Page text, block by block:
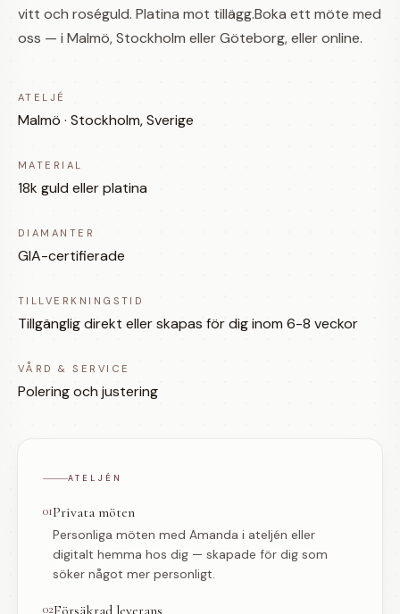
vitt och roséguld. Platina mot tillägg.Boka ett möte med
oss — i Malmö, Stockholm eller Göteborg, eller online.
ATELJÉ
Malmö · Stockholm, Sverige
MATERIAL
18k guld eller platina
DIAMANTER
GIA-certifierade
TILLVERKNINGSTID
Tillgänglig direkt eller skapas för dig inom 6-8 veckor
VÅRD & SERVICE
Polering och justering
ATELJÉN
01Privata möten
Personliga möten med Amanda i ateljén eller
digitalt hemma hos dig — skapade för dig som
söker något mer personligt.
02Försäkrad leverans